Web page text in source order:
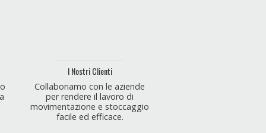
I Nostri Clienti
Collaboriamo con le aziende
per rendere il lavoro di
movimentazione e stoccaggio
facile ed efficace.